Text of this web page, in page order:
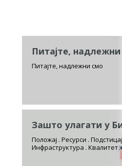
Питајте,
Питајте, надлежни смо
Зашто улагати у
Положај . Ресурси .
Инфраструктура . Квалитет